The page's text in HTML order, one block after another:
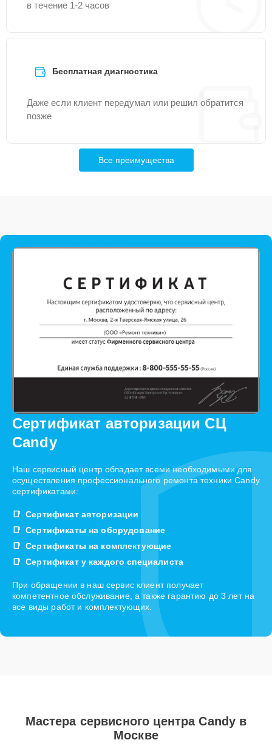
в течение 1-2 часов
Бесплатная диагностика
Даже если клиент передумал или решил обратится
позже
Все преимущества
Сертификат авторизации СЦ
Candy
Наш сервисный центр обладает всеми необходимыми для
осуществления профессионального ремонта техники Candy
сертификатами:
Сертификат авторизации
Сертификаты на оборудование
Сертификаты на комплектующие
Сертификат у каждого специалиста
При обращении в наш сервис клиент получает
компетентное обслуживание, а также гарантию до 3 лет на
все виды работ и комплектующих.
Мастера сервисного центра Candy в
Москве